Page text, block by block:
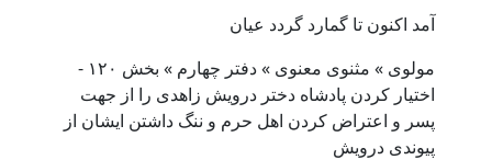
آمد اکنون تا گمارد گردد عیان
مولوی » مثنوی معنوی » دفتر چهارم » بخش ۱۲۰ -
اختیار کردن پادشاه دختر درویش زاهدی را از جهت
پسر و اعتراض کردن اهل حرم و ننگ داشتن ایشان از
پیوندی درویش